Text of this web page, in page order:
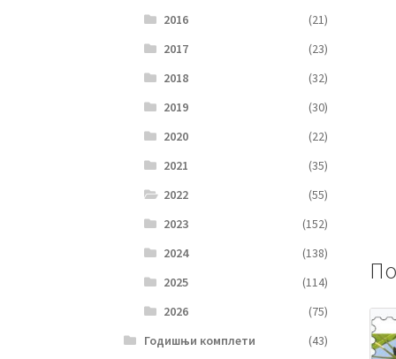
2016
(21)
2017
(23)
2018
(32)
2019
(30)
2020
(22)
2021
(35)
2022
(55)
2023
(152)
2024
(138)
2025
(114)
2026
(75)
Годишњи комплети
(43)